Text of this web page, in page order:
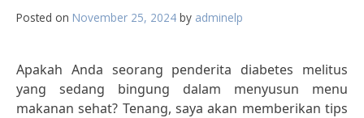
Posted on November 25, 2024 by adminelp
Apakah Anda seorang penderita diabetes melitus
yang sedang bingung dalam menyusun menu
makanan sehat? Tenang, saya akan memberikan tips